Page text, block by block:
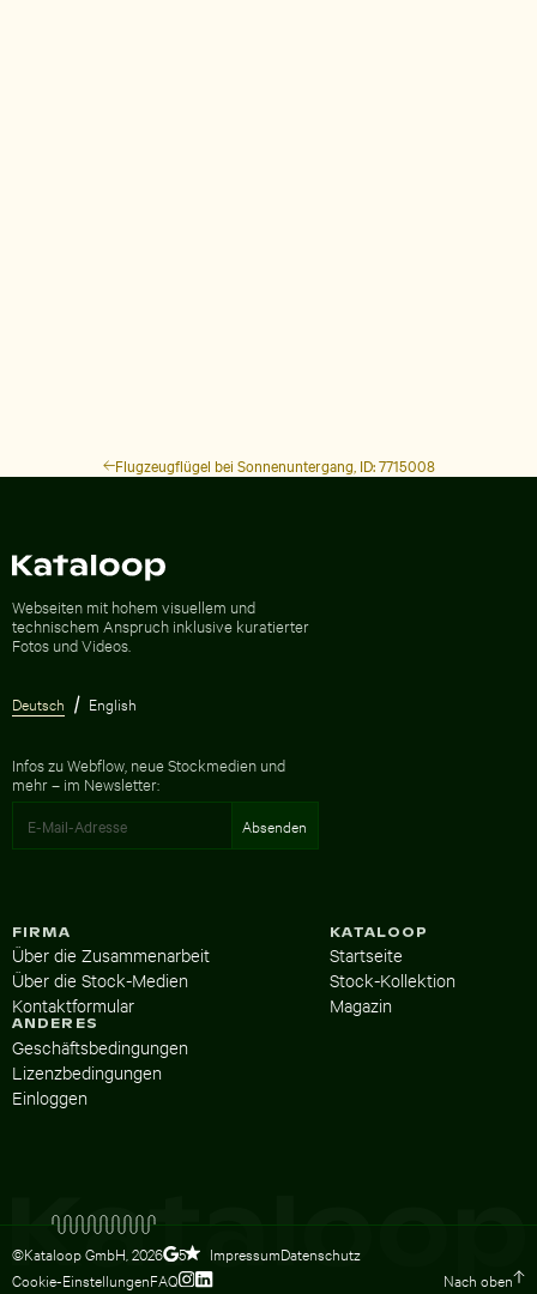
Flugzeugflügel bei Sonnenuntergang, ID: 7715008
Webseiten mit hohem visuellem und
technischem Anspruch inklusive kuratierter
Fotos und Videos.
Deutsch English
Infos zu Webflow, neue Stockmedien und
mehr – im Newsletter:
KATALOOP
Startseite
Stock-Kollektion
Magazin
FIRMA
Über die Zusammenarbeit
Über die Stock-Medien
Kontaktformular
ANDERES
Geschäftsbedingungen
Lizenzbedingungen
Einloggen
©Kataloop GmbH, 2026 5 ImpressumDatenschutz
Cookie-EinstellungenFAQ Nach oben